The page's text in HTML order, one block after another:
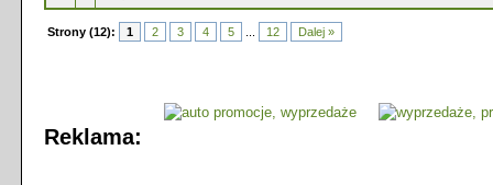
Strony (12): 1 2 3 4 5 12 Dalej »
Reklama: